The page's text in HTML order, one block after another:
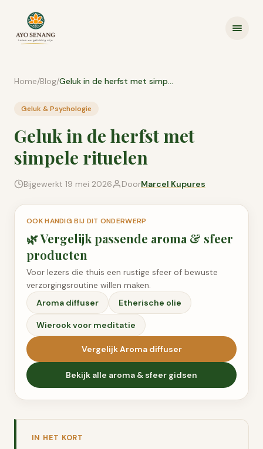
Home/Blog/ Geluk in de herfst met simpele rituelen
Geluk & Psychologie
Geluk in de herfst met
simpele rituelen
Bijgewerkt 19 mei 2026 DoorMarcel Kupures
OOK HANDIG BIJ DIT ONDERWERP
🌿Vergelijk passende aroma & sfeer
producten
Voor lezers die thuis een rustige sfeer of bewuste
verzorgingsroutine willen maken.
Aroma diffuser
Etherische olie
Wierook voor meditatie
VergelijkAroma diffuser
Bekijk alle aroma & sfeer gidsen
IN HET KORT